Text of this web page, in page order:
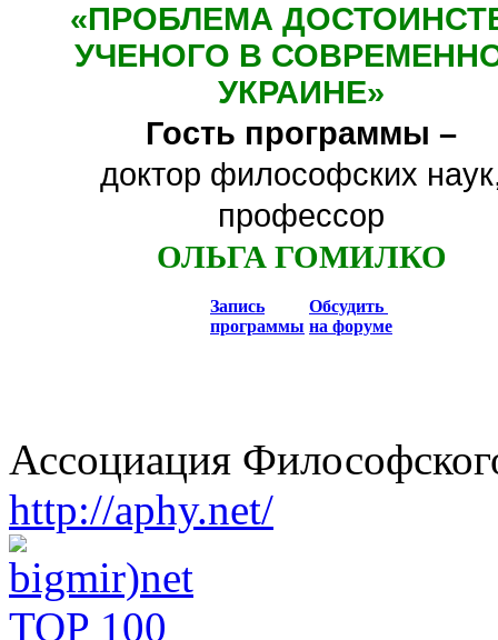
«ПРОБЛЕМА
УЧЕНОГО В
УКРАИНЕ»
Гость программы –
доктор философских
профессор
ОЛЬГА ГОМИЛКО
Запись
программы
Обсудить
на форуме
Ассоциация
http://aphy.net/